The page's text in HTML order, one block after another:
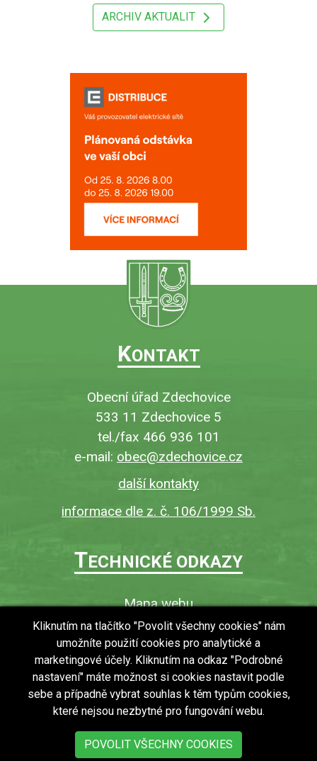
ARCHIV AKTUALIT
KONTAKT
Obecní úřad Zdechovice
533 11 Zdechovice 5
tel./fax 466 936 101
e-mail: obec@zdechovice.cz
další kontakty
informace dle z. č. 106/1999 Sb.
TECHNICKÉ ODKAZY
Mapa webu
O webu
Povinně zveřejňované informace
Ochrana osobních údajů (GDPR)
Vyhledávání
RSS
Bezbariérový přístup v obci
Kliknutím na tlačítko "Povolit všechny cookies" nám
umožníte použití cookies pro analytické a
marketingové účely. Kliknutím na odkaz "Podrobné
nastavení" máte možnost si cookies nastavit podle
sebe a případně vybrat souhlas k těm typům cookies,
které nejsou nezbytné pro fungování webu.
POVOLIT VŠECHNY COOKIES